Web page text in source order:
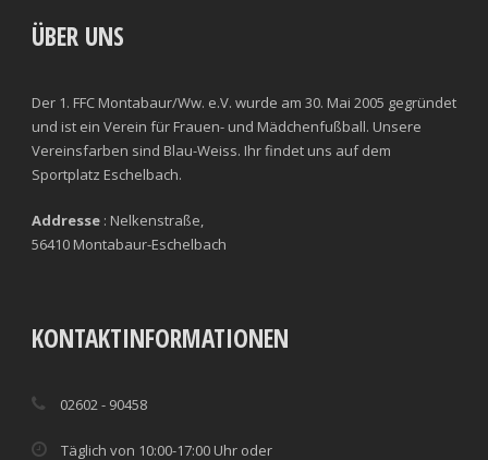
PENALTIES CONCEDED
FOULS WON
FOULS CONCEDED
SUCCESSFUL CROSSES
UNSUCCESSFUL CROSSES
SUCCESSFUL CROSSES (%)
ÜBER UNS
Der 1. FFC Montabaur/Ww. e.V. wurde am 30. Mai 2005 gegründet
und ist ein Verein für Frauen- und Mädchenfußball. Unsere
Vereinsfarben sind Blau-Weiss. Ihr findet uns auf dem
Sportplatz Eschelbach.
Addresse : Nelkenstraße,
56410 Montabaur-Eschelbach
KONTAKTINFORMATIONEN
02602 - 90458
Täglich von 10:00-17:00 Uhr oder